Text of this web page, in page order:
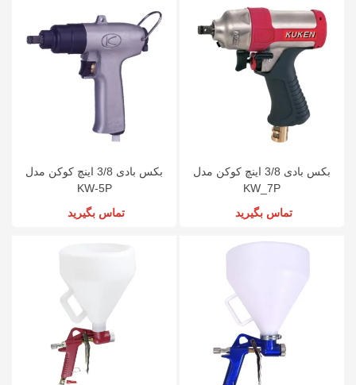
بکس بادی 3/8 اینچ کوکن مدل
KW_7P
تماس بگیرید
بکس بادی 3/8 اینچ کوکن مدل
KW-5P
تماس بگیرید